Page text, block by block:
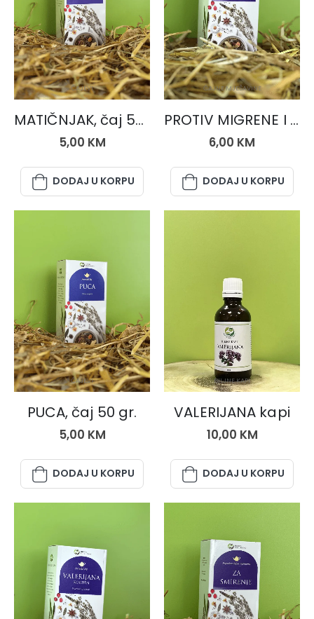
ČAJEVI
MATIČNJAK, čaj 50 gr.
5,00 KM
DODAJ U KORPU
ČAJNE MJEŠAVINE
PROTIV MIGRENE I GLAVOBOLJE, čaj 50 gr.
6,00 KM
DODAJ U KORPU
ČAJEVI
PUCA, čaj 50 gr.
5,00 KM
DODAJ U KORPU
BILJNE KAPI
VALERIJANA kapi
10,00 KM
DODAJ U KORPU